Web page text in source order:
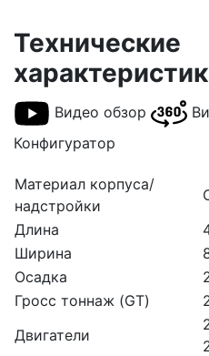
Технические
Видео обзор
Конфигуратор
Материал корпуса/
надстройки
Длина
Ширина
Осадка
Гросс тоннаж (GT)
Двигатели